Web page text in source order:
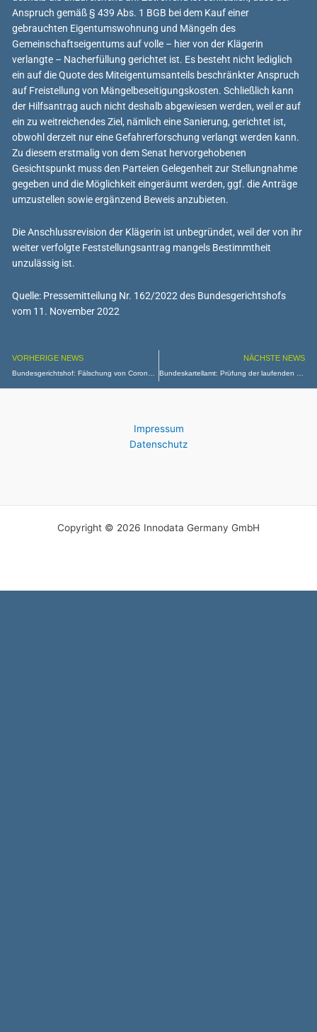
Anspruch gemäß § 439 Abs. 1 BGB bei dem Kauf einer
gebrauchten Eigentumswohnung und Mängeln des
Gemeinschaftseigentums auf volle – hier von der Klägerin
verlangte – Nacherfüllung gerichtet ist. Es besteht nicht lediglich
ein auf die Quote des Miteigentumsanteils beschränkter Anspruch
auf Freistellung von Mängelbeseitigungskosten. Schließlich kann
der Hilfsantrag auch nicht deshalb abgewiesen werden, weil er auf
ein zu weitreichendes Ziel, nämlich eine Sanierung, gerichtet ist,
obwohl derzeit nur eine Gefahrerforschung verlangt werden kann.
Zu diesem erstmalig von dem Senat hervorgehobenen
Gesichtspunkt muss den Parteien Gelegenheit zur Stellungnahme
gegeben und die Möglichkeit eingeräumt werden, ggf. die Anträge
umzustellen sowie ergänzend Beweis anzubieten.
Die Anschlussrevision der Klägerin ist unbegründet, weil der von ihr
weiter verfolgte Feststellungsantrag mangels Bestimmtheit
unzulässig ist.
Quelle: Pressemitteilung Nr. 162/2022 des Bundesgerichtshofs
vom 11. November 2022
VORHERIGE NEWS NÄCHSTE NEWS
Impressum
Datenschutz
Copyright © 2026 Innodata Germany GmbH